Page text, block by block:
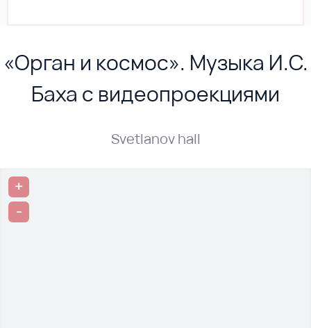
«Орган и космос». Музыка И.С.
Баха с видеопроекциями
Svetlanov hall
+
-